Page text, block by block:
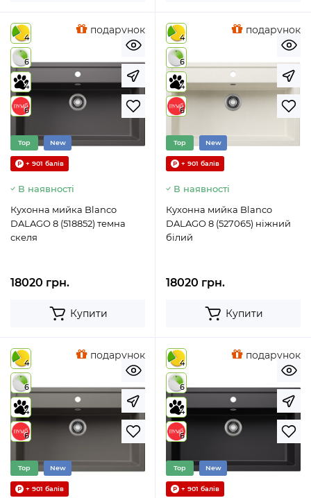
4
6
4
6
подарунок
Top New
+ 901 балів
В наявності
Кухонна мийка Blanco
DALAGO 8 (518852) темна
скеля
18020 грн.
Купити
4
6
4
6
подарунок
Top New
+ 901 балів
В наявності
Кухонна мийка Blanco
DALAGO 8 (527065) ніжний
білий
18020 грн.
Купити
4
6
4
6
подарунок
Top New
+ 901 балів
4
6
4
6
подарунок
Top New
+ 901 балів